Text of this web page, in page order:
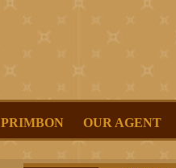
PRIMBON OUR AGENT